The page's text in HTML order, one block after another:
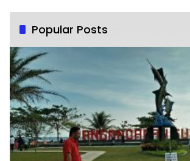
Popular Posts